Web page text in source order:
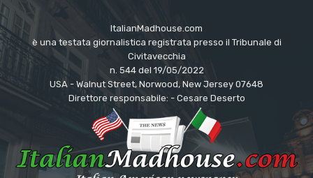
ItalianMadhouse.com
è una testata giornalistica registrata presso il Tribunale di
Civitavecchia
n. 544 del 19/05/2022
USA - Walnut Street, Norwood, New Jersey 07648
Direttore responsabile: - Cesare Deserto